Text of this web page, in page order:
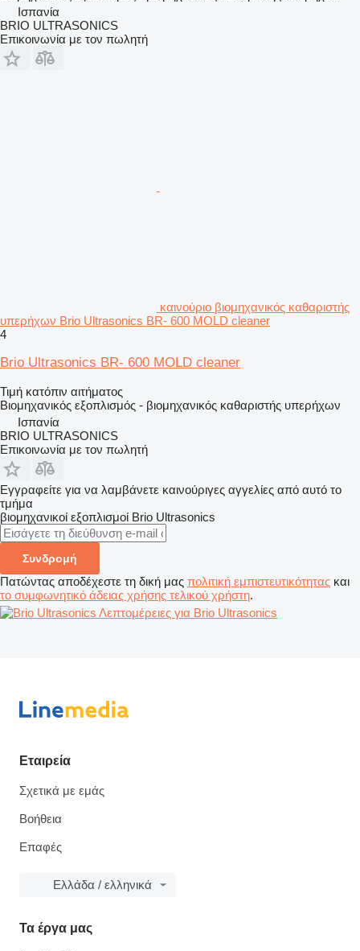
Ισπανία
BRIO ULTRASONICS
Επικοινωνία με τον πωλητή
καινούριο βιομηχανικός καθαριστής
υπερήχων Brio Ultrasonics BR- 600 MOLD cleaner
4
Brio Ultrasonics BR- 600 MOLD cleaner
Τιμή κατόπιν αιτήματος
Βιομηχανικός εξοπλισμός - βιομηχανικός καθαριστής υπερήχων
Ισπανία
BRIO ULTRASONICS
Επικοινωνία με τον πωλητή
Εγγραφείτε για να λαμβάνετε καινούριγες αγγελίες από αυτό το
τμήμα
βιομηχανικοί εξοπλισμοί Brio Ultrasonics
Συνδρομή
Πατώντας αποδέχεστε τη δική μας πολιτική εμπιστευτικότητας και
το συμφωνητικό άδειας χρήσης τελικού χρήστη.
Λεπτομέρειες για Brio Ultrasonics
Εταιρεία
Σχετικά με εμάς
Βοήθεια
Επαφές
Ελλάδα / ελληνικά
Τα έργα μας